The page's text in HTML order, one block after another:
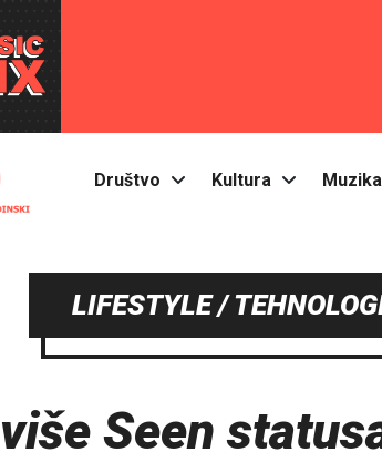
Društvo Kultura Muzika
LIFESTYLE /
Seen